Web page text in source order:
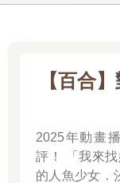
【百合
2025年動畫
評！ 「我來
的人魚少女．